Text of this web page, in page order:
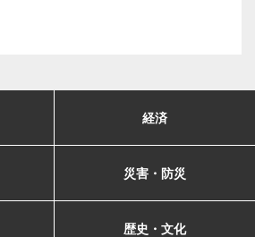
経済
災害・防災
歴史・文化